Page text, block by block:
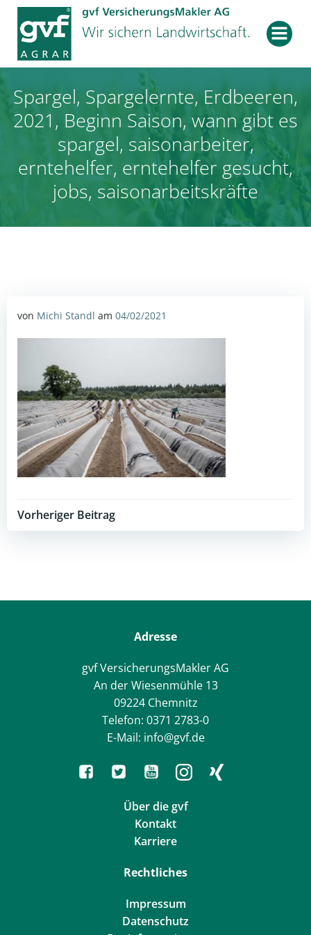
Zum
Inhalt
springen
Spargel, Spargelernte, Erdbeeren,
2021, Beginn Saison, wann gibt es
spargel, saisonarbeiter,
erntehelfer, erntehelfer gesucht,
jobs, saisonarbeitskräfte
von Michi Standl am 04/02/2021
Post
Vorheriger Beitrag
Adresse
gvf VersicherungsMakler AG
An der Wiesenmühle 13
09224 Chemnitz
Telefon: 0371 2783-0
E-Mail: info@gvf.de
Über die gvf
Kontakt
Karriere
Rechtliches
Impressum
Datenschutz